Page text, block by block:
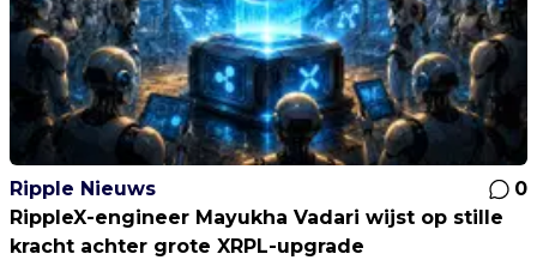
Ripple Nieuws
0
RippleX-engineer Mayukha Vadari wijst op stille
kracht achter grote XRPL-upgrade